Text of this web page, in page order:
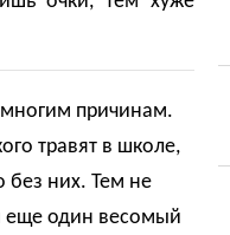
причинам.
травят в школе,
без них. Тем не
еще один весомый